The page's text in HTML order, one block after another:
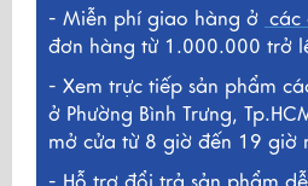
- Miễn phí giao hàng ở các
đơn hàng từ 1.000.000 trở
- Xem trực tiếp sản phẩm
ở Phường Bình Trưng,
mở cửa từ 8 giờ đến 19 giờ